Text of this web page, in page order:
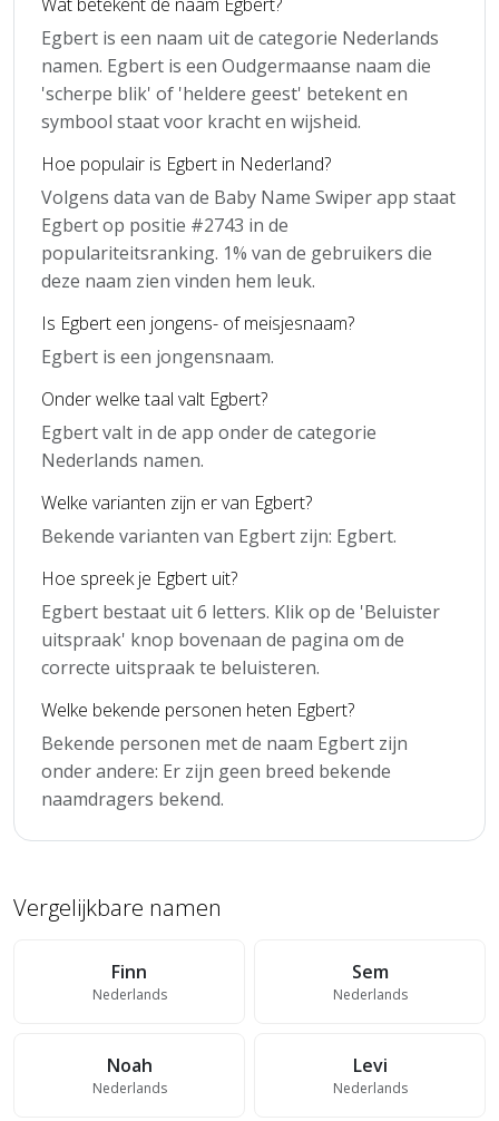
Egbert is een naam uit de categorie Nederlands
namen. Egbert is een Oudgermaanse naam die
'scherpe blik' of 'heldere geest' betekent en
symbool staat voor kracht en wijsheid.
Hoe populair is Egbert in Nederland?
Volgens data van de Baby Name Swiper app staat
Egbert op positie #2743 in de
populariteitsranking. 1% van de gebruikers die
deze naam zien vinden hem leuk.
Is Egbert een jongens- of meisjesnaam?
Egbert is een jongensnaam.
Onder welke taal valt Egbert?
Egbert valt in de app onder de categorie
Nederlands namen.
Welke varianten zijn er van Egbert?
Bekende varianten van Egbert zijn: Egbert.
Hoe spreek je Egbert uit?
Egbert bestaat uit 6 letters. Klik op de 'Beluister
uitspraak' knop bovenaan de pagina om de
correcte uitspraak te beluisteren.
Welke bekende personen heten Egbert?
Bekende personen met de naam Egbert zijn
onder andere: Er zijn geen breed bekende
naamdragers bekend.
Vergelijkbare namen
Finn
Nederlands
Sem
Nederlands
Noah
Nederlands
Levi
Nederlands